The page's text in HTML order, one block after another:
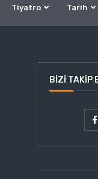
Tiyatro Tarih
BIZI TAKIP